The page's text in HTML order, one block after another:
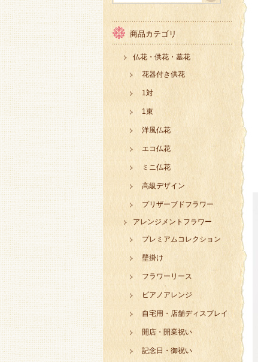
商品カテゴリ
仏花・供花・墓花
花器付き供花
1対
1束
洋風仏花
エコ仏花
ミニ仏花
高級デザイン
プリザーブドフラワー
アレンジメントフラワー
プレミアムコレクション
壁掛け
フラワーリース
ピアノアレンジ
自宅用・店舗ディスプレイ
開店・開業祝い
記念日・御祝い